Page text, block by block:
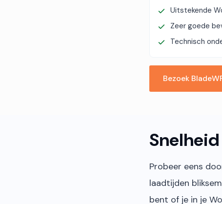
Uitstekende
Zeer goede
Technisch
Bezoek
Snelheid
Probeer eens
laadtijden
bent of je in je